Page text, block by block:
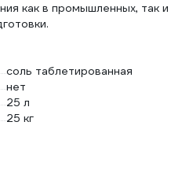
как в промышленных, так и
соль таблетированная
нет
25 л
25 кг